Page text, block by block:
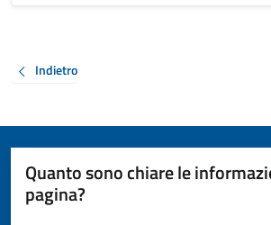
Indietro
Quanto sono chiare le
pagina?